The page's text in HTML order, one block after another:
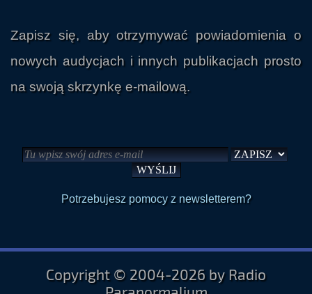
Zapisz się, aby otrzymywać powiadomienia o
nowych audycjach i innych publikacjach prosto
na swoją skrzynkę e-mailową.
Potrzebujesz pomocy z newsletterem?
Copyright © 2004-2026 by Radio